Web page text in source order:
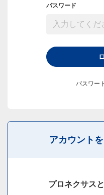
パスワード
パスワー
アカウント
プロネクサス